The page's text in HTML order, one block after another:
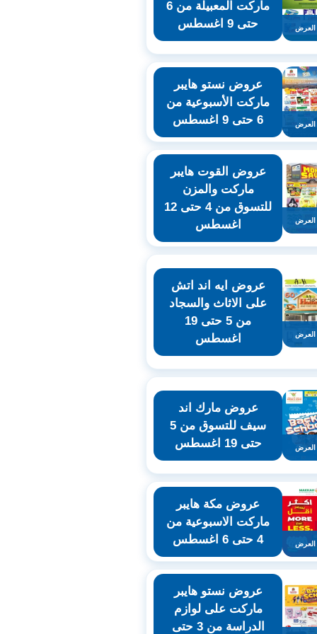
العرض
ماركت المعبيلة من 6
حتى 9 اغسطس
العرض
عروض نستو هايبر
ماركت الأسبوعية من
6 حتى 9 اغسطس
العرض
عروض القوت هايبر
ماركت والمزن
للتسوق من 4 حتى 12
اغسطس
العرض
عروض ايه اند اتش
على الاثاث والسجاد
من 5 حتى 19
اغسطس
العرض
عروض مارك اند
سيف للتسوق من 5
حتى 19 اغسطس
العرض
عروض مكة هايبر
ماركت الاسبوعية من
4 حتى 6 اغسطس
عروض نستو هايبر
ماركت على لوازم
الدراسة من 3 حتى